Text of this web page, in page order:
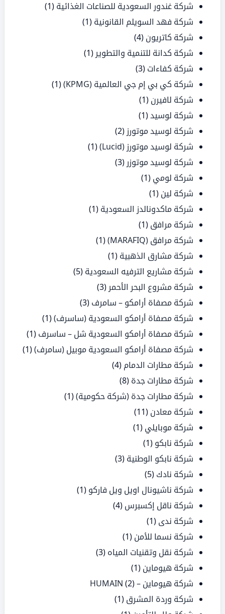
شركة غندور السعودية للصناعات الغذائية (1)
شركة فهد السويلم القانونية (1)
شركة كاتريون (4)
شركة كدانة للتنمية والتطوير (1)
شركة كفاءات (3)
شركة كي بي إم جي العالمية (KPMG)
(1)
شركة لافيرن (1)
شركة لوسيد(1)
شركة لوسيد موتورز (2)
شركة لوسيد موتورز (Lucid)
(1)
شركة لوسيد موتوزر (3)
شركة لومي (1)
شركة لين (1)
شركة ماكدونالدز السعودية (1)
شركة مرافق (1)
شركة مرافق (MARAFIQ)
(1)
شركة مشارق الذهبية (1)
شركة مشاريع الترفيه السعودية (5)
شركة مشروع البحر الأحمر (3)
شركة مصفاة أرامكو – سامرف (3)
شركة مصفاة أرامكو السعودية (ساسرف)(1)
شركة مصفاة أرامكو السعودية شل – ساسرف (1)
شركة مصفاة أرامكو السعودية موبيل (سامرف)(1)
شركة مطارات الدمام (4)
شركة مطارات جدة (8)
شركة مطارات جدة (شركة حكومية)(1)
شركة معادن (11)
شركة موبايلي (1)
شركة نابكو (1)
شركة نابكو الوطنية (3)
شركة نادك (5)
شركة ناشيونال اويل ويل فاركو (1)
شركة ناقل إكسبرس (4)
شركة ندى (1)
شركة نسما للأمن (1)
شركة نقل وتقنيات المياه (3)
شركة هيوماين (1)
شركة هيوماين – HUMAIN(2)
شركة وردة المشرق (1)